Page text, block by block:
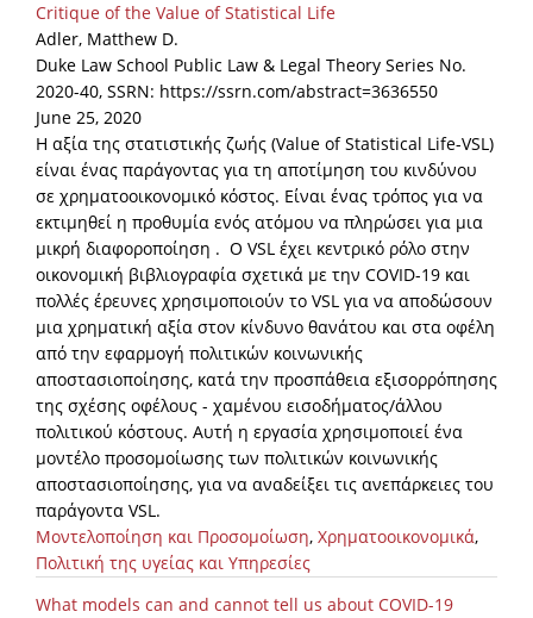
Helpdesks
Telephone & email Directory
Access to EKT
Critique of the Value of Statistical Life
Adler, Matthew D.
Duke Law School Public Law & Legal Theory Series No.
2020-40, SSRN: https://ssrn.com/abstract=3636550
June 25, 2020
Η αξία της στατιστικής ζωής (Value of Statistical Life-VSL)
είναι ένας παράγοντας για τη αποτίμηση του κινδύνου
σε χρηματοοικονομικό κόστος. Είναι ένας τρόπος για να
εκτιμηθεί η προθυμία ενός ατόμου να πληρώσει για μια
μικρή διαφοροποίηση . Ο VSL έχει κεντρικό ρόλο στην
οικονομική βιβλιογραφία σχετικά με την COVID-19 και
πολλές έρευνες χρησιμοποιούν το VSL για να αποδώσουν
μια χρηματική αξία στον κίνδυνο θανάτου και στα οφέλη
από την εφαρμογή πολιτικών κοινωνικής
αποστασιοποίησης, κατά την προσπάθεια εξισορρόπησης
της σχέσης οφέλους - χαμένου εισοδήματος/άλλου
πολιτικού κόστους. Αυτή η εργασία χρησιμοποιεί ένα
μοντέλο προσομοίωσης των πολιτικών κοινωνικής
αποστασιοποίησης, για να αναδείξει τις ανεπάρκειες του
παράγοντα VSL.
Μοντελοποίηση και Προσομοίωση, Χρηματοοικονομικά,
Πολιτική της υγείας και Υπηρεσίες
What models can and cannot tell us about COVID-19